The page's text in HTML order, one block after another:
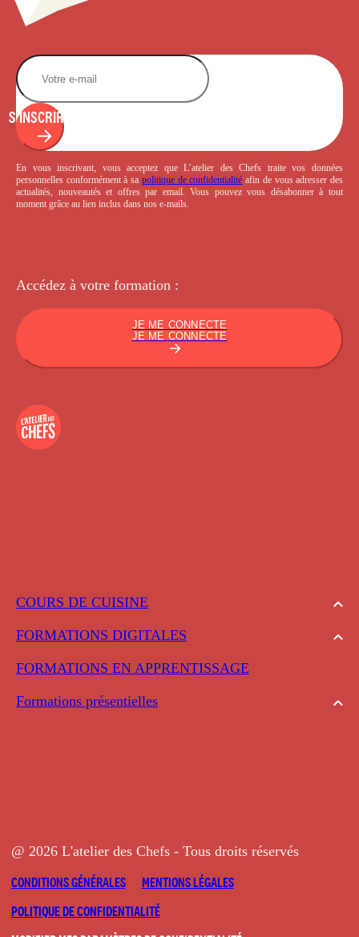
COURS DE CUISINE
FORMATIONS DIGITALES
FORMATIONS EN APPRENTISSAGE
Formations présentielles
S'INSCRIRE
En vous inscrivant, vous acceptez que L’atelier des Chefs traite vos données
personnelles conformément à sa politique de confidentialité afin de vous adresser des
actualités, nouveautés et offres par email. Vous pouvez vous désabonner à tout
moment grâce au lien inclus dans nos e-mails.
Accédez à votre formation :
JE ME CONNECTE
JE ME CONNECTE
@ 2026 L'atelier des Chefs - Tous droits réservés
CONDITIONS GÉNÉRALES
MENTIONS LÉGALES
POLITIQUE DE CONFIDENTIALITÉ